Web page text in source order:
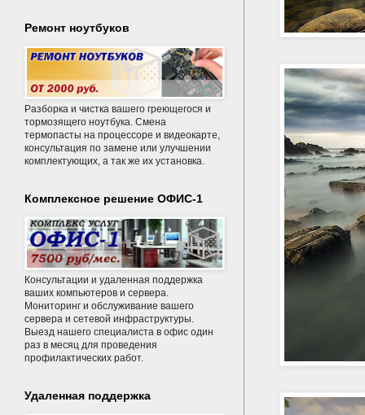
Ремонт ноутбуков
Разборка и чистка вашего греющегося и
тормозящего ноутбука. Смена
термопасты на процессоре и видеокарте,
консультация по замене или улучшении
комплектующих, а так же их установка.
Комплексное решение ОФИС-1
Консультации и удаленная поддержка
ваших компьютеров и сервера.
Мониторинг и обслуживание вашего
сервера и сетевой инфраструктуры.
Выезд нашего специалиста в офис один
раз в месяц для проведения
профилактических работ.
Удаленная поддержка